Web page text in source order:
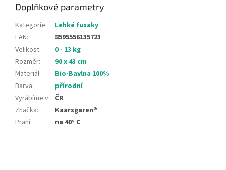
Doplňkové parametry
Kategorie:
Lehké fusaky
EAN:
8595556135723
Velikost:
0 - 13 kg
Rozměr:
90 x 43 cm
Materiál:
Bio-Bavlna 100%
Barva:
přírodní
Vyrábíme v: ČR
Značka:
Kaarsgaren®
Praní: na 40° C